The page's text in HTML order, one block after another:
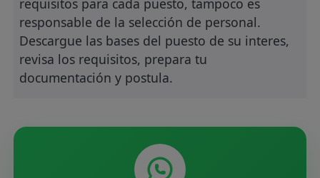
responsable de la selección de personal.
Descargue las bases del puesto de su interes,
revisa los requisitos, prepara tu
documentación y postula.